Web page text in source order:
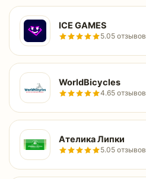
ICE GAMES
5.05 отзывов
WorldBicycles
4.65 отзывов
Ателика Липки
5.05 отзывов